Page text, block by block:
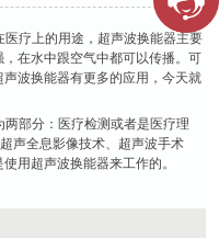
疗上的用途，超声波换能器主要
在水中跟空气中都可以传播。可
波换能器有更多的应用，今天就
部分：医疗检测或者是医疗理
声全息影像技术、超声波手术
用超声波换能器来工作的。